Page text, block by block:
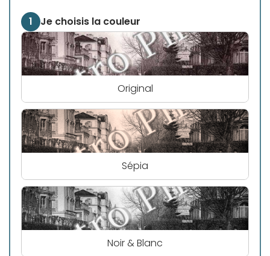
1 Je choisis la couleur
Original
Sépia
Noir & Blanc